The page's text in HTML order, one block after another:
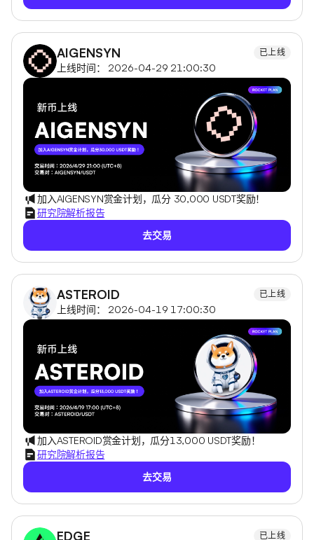
AIGENSYN 已上线
上线时间： 2026-04-29 21:00:30
加入AIGENSYN赏金计划，瓜分 30,000 USDT奖励！
研究院解析报告
去交易
ASTEROID 已上线
上线时间： 2026-04-19 17:00:30
加入ASTEROID赏金计划，瓜分13,000 USDT奖励！
研究院解析报告
去交易
EDGE 已上线